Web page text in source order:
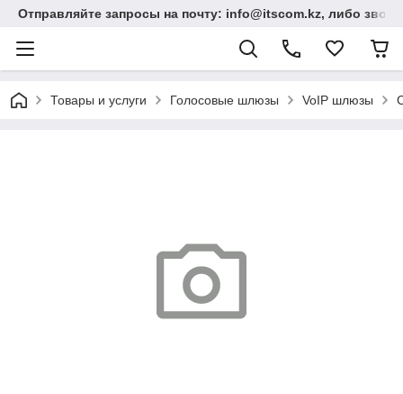
Отправляйте запросы на почту: info@itscom.kz, либо
Товары и услуги Голосовые шлюзы VoIP шлюзы